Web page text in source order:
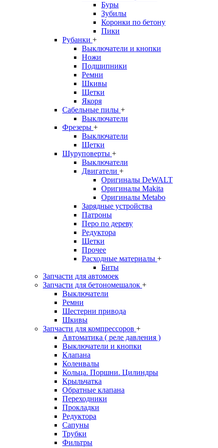
Буры
Зубилы
Коронки по бетону
Пики
Рубанки +
Выключатели и кнопки
Ножи
Подшипники
Ремни
Шкивы
Щетки
Якоря
Сабельные пилы +
Выключатели
Фрезеры +
Выключатели
Щетки
Шуруповерты +
Выключатели
Двигатели +
Оригиналы DeWALT
Оригиналы Makita
Оригиналы Metabo
Зарядные устройства
Патроны
Перо по дереву
Редуктора
Щетки
Прочее
Расходные материалы +
Биты
Запчасти для автомоек
Запчасти для бетономешалок +
Выключатели
Ремни
Шестерни привода
Шкивы
Запчасти для компрессоров +
Автоматика ( реле давления )
Выключатели и кнопки
Клапана
Коленвалы
Кольца. Поршни. Цилиндры
Крыльчатка
Обратные клапана
Переходники
Прокладки
Редуктора
Сапуны
Трубки
Фильтры